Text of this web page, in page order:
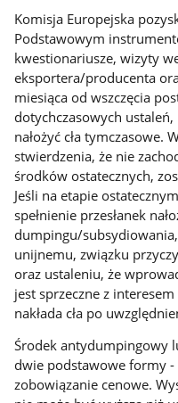
Komisja Europejska
Podstawowym
kwestionariusze, wizyty
eksportera/producenta
miesiąca od wszczęcia
dotychczasowych
nałożyć cła tymczasowe.
stwierdzenia, że nie
środków ostatecznych,
Jeśli na etapie
spełnienie przesłanek
dumpingu/
unijnemu, związku
oraz ustaleniu, że
jest sprzeczne z
nakłada cła po
Środek antydumpingowy
dwie podstawowe formy -
zobowiązanie cenowe.